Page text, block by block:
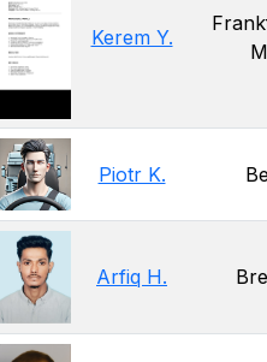
Kerem Y.
Piotr K.
Arfiq H.